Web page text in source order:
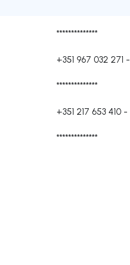
**************
+351 967 032 271 -
**************
+351 217 653 410 -
**************